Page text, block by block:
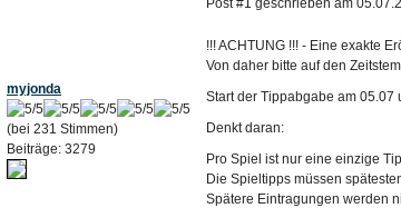
myjonda
(bei 231 Stimmen)
Beiträge: 3279
Post #1 geschrieben am
!!! ACHTUNG !!! - Eine exakte
Von daher bitte auf den
Start der Tippabgabe am 05.07
Denkt daran:
Pro Spiel ist nur eine einzige
Die Spieltipps müssen
Spätere Eintragungen werden